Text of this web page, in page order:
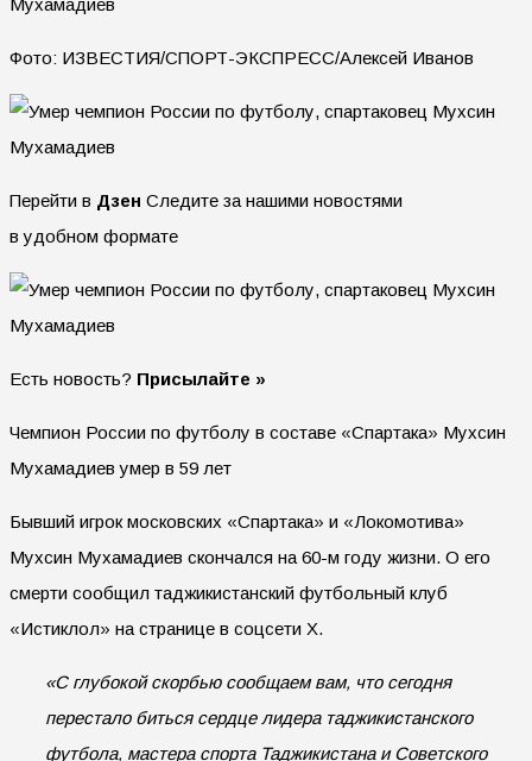
Фото: ИЗВЕСТИЯ/СПОРТ-ЭКСПРЕСС/Алексей Иванов
Перейти в Дзен Следите за нашими новостями
в удобном формате
Есть новость? Присылайте »
Чемпион России по футболу в составе «Спартака» Мухсин
Мухамадиев умер в 59 лет
Бывший игрок московских «Спартака» и «Локомотива»
Мухсин Мухамадиев скончался на 60-м году жизни. О его
смерти сообщил таджикистанский футбольный клуб
«Истиклол» на странице в соцсети X.
«С глубокой скорбью сообщаем вам, что сегодня
перестало биться сердце лидера таджикистанского
футбола, мастера спорта Таджикистана и Советского